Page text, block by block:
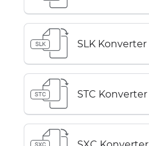
SLK SLK Konverter
STC STC Konverter
SXC